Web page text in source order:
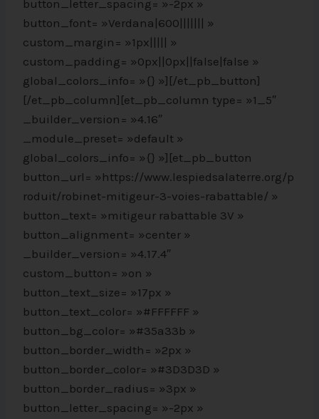
button_letter_spacing= »-2px »
button_font= »Verdana|600||||||| »
custom_margin= »1px||||| »
custom_padding= »0px||0px||false|false »
global_colors_info= »{} »][/et_pb_button]
[/et_pb_column][et_pb_column type= »1_5″
_builder_version= »4.16″
_module_preset= »default »
global_colors_info= »{} »][et_pb_button
button_url= »https://www.lespiedsalaterre.org/p
roduit/robinet-mitigeur-3-voies-rabattable/ »
button_text= »mitigeur rabattable 3V »
button_alignment= »center »
_builder_version= »4.17.4″
custom_button= »on »
button_text_size= »17px »
button_text_color= »#FFFFFF »
button_bg_color= »#35a33b »
button_border_width= »2px »
button_border_color= »#3D3D3D »
button_border_radius= »3px »
button_letter_spacing= »-2px »